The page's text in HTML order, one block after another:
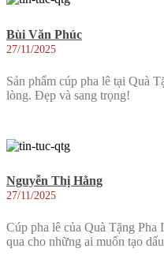
Bùi Văn Phúc
27/11/2025
Sản phẩm cúp pha lê tại Quà
lòng. Đẹp và sang trọng!
Nguyễn Thị Hằng
27/11/2025
Cúp pha lê của Quà Tặng
qua cho những ai muốn tạo